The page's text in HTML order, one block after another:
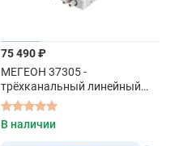
75 490 ₽
МЕГЕОН 37305 -
трёхканальный линейный
источник питания с
цифровым управлением
В наличии